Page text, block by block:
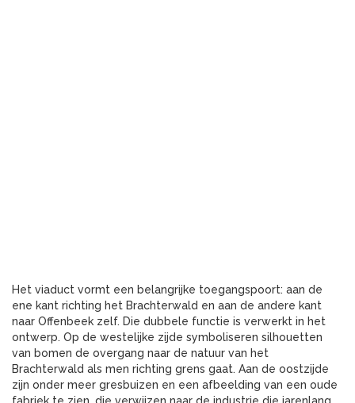
Het viaduct vormt een belangrijke toegangspoort: aan de
ene kant richting het Brachterwald en aan de andere kant
naar Offenbeek zelf. Die dubbele functie is verwerkt in het
ontwerp. Op de westelijke zijde symboliseren silhouetten
van bomen de overgang naar de natuur van het
Brachterwald als men richting grens gaat. Aan de oostzijde
zijn onder meer gresbuizen en een afbeelding van een oude